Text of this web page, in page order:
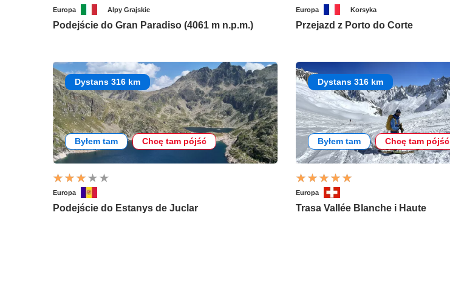
Europa Alpy Grajskie
Podejście do Gran Paradiso (4061 m n.p.m.)
Europa Korsyka
Przejazd z Porto do Corte
Dystans 316 km
Byłem tam Chcę tam pójść
Europa
Podejście do Estanys de Juclar
Dystans 316 km
Byłem tam Chcę tam pójść
Europa
Trasa Vallée Blanche i Haute